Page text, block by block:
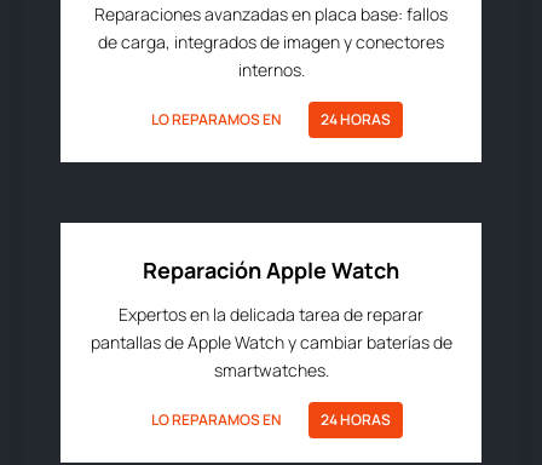
Reparaciones avanzadas en placa base: fallos
de carga, integrados de imagen y conectores
internos.
LO REPARAMOS EN 24 HORAS
Reparación Apple Watch
Expertos en la delicada tarea de reparar
pantallas de Apple Watch y cambiar baterías de
smartwatches.
LO REPARAMOS EN 24 HORAS